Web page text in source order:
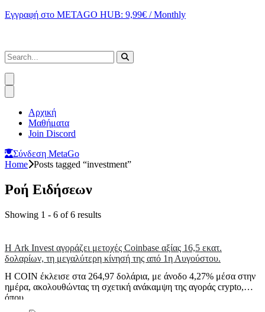
Εγγραφή στο METAGO HUB: 9,99€ / Monthly
Αρχική
Μαθήματα
Join Discord
Σύνδεση MetaGo
Home Posts tagged “investment”
Ροή Ειδήσεων
Showing 1 - 6 of 6 results
Η Ark Invest αγοράζει μετοχές Coinbase αξίας 16,5 εκατ.
δολαρίων, τη μεγαλύτερη κίνησή της από 1η Αυγούστου.
Η COIN έκλεισε στα 264,97 δολάρια, με άνοδο 4,27% μέσα στην
ημέρα, ακολουθώντας τη σχετική ανάκαμψη της αγοράς crypto,
όπου...